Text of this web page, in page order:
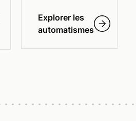
Explorer les
automatismes